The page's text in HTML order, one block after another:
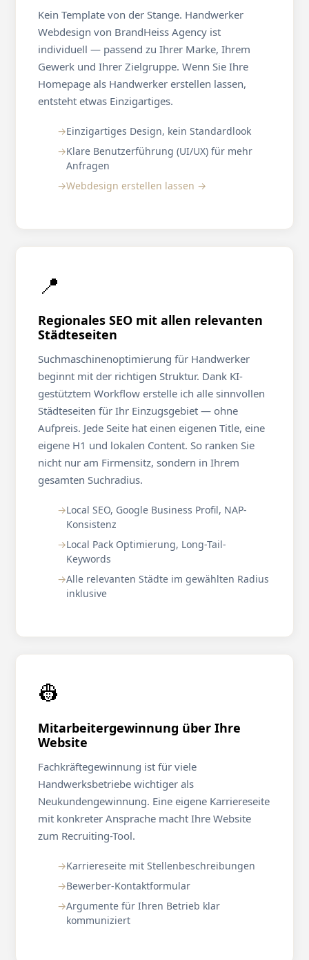
Kein Template von der Stange. Handwerker
Webdesign von BrandHeiss Agency ist
individuell — passend zu Ihrer Marke, Ihrem
Gewerk und Ihrer Zielgruppe. Wenn Sie Ihre
Homepage als Handwerker erstellen lassen,
entsteht etwas Einzigartiges.
Einzigartiges Design, kein Standardlook
Klare Benutzerführung (UI/UX) für mehr
Anfragen
Webdesign erstellen lassen →
📍
Regionales SEO mit allen relevanten
Städteseiten
Suchmaschinenoptimierung für Handwerker
beginnt mit der richtigen Struktur. Dank KI-
gestütztem Workflow erstelle ich alle sinnvollen
Städteseiten für Ihr Einzugsgebiet — ohne
Aufpreis. Jede Seite hat einen eigenen Title, eine
eigene H1 und lokalen Content. So ranken Sie
nicht nur am Firmensitz, sondern in Ihrem
gesamten Suchradius.
Local SEO, Google Business Profil, NAP-
Konsistenz
Local Pack Optimierung, Long-Tail-
Keywords
Alle relevanten Städte im gewählten Radius
inklusive
👷
Mitarbeitergewinnung über Ihre
Website
Fachkräftegewinnung ist für viele
Handwerksbetriebe wichtiger als
Neukundengewinnung. Eine eigene Karriereseite
mit konkreter Ansprache macht Ihre Website
zum Recruiting-Tool.
Karriereseite mit Stellenbeschreibungen
Bewerber-Kontaktformular
Argumente für Ihren Betrieb klar
kommuniziert